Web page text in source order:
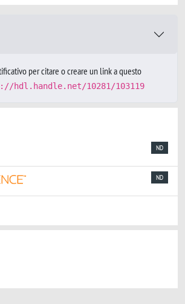
per citare o creare un link a questo
hdl.handle.net/10281/103119
ND
ND